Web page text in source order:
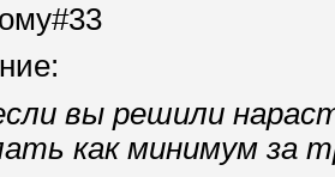
вы решили
как минимум за